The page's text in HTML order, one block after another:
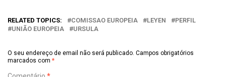
RELATED TOPICS: COMISSAO EUROPEIA LEYEN
PERFIL
UNIÃO EUROPEIA
URSULA
O seu endereço de email não será publicado. Campos obrigatórios
marcados com *